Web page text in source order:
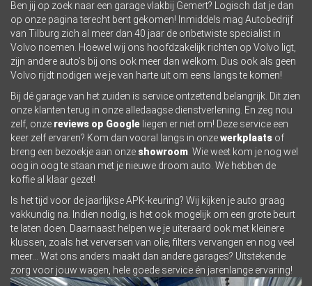
Ben jij op zoek naar een garage vlakbij Gemert? Logisch dat je dan
op onze pagina terecht bent gekomen! Inmiddels mag Autobedrijf
van Tilburg zich al meer dan 40 jaar de onbetwiste specialist in
Volvo noemen. Hoewel wij ons hoofdzakelijk richten op Volvo ligt,
zijn andere auto’s bij ons ook meer dan welkom. Dus ook als geen
Volvo rijdt nodigen we je van harte uit om eens langs te komen!
Bij dé garage van het zuiden is service ontzettend belangrijk. Dit zien
onze klanten terug in onze alledaagse dienstverlening. En zeg nou
zelf, onze reviews op Google liegen er niet om! Deze service een
keer zelf ervaren? Kom dan vooral langs in onzewerkplaats of
breng een bezoekje aan onze showroom . Wie weet kom je nog wel
oog in oog te staan met je nieuwe droom auto. We hebben de
koffie al klaar gezet!
Is het tijd voor de jaarlijkse APK-keuring? Wij kijken je auto graag
vakkundig na. Indien nodig, is het ook mogelijk om een grote beurt
te laten doen. Daarnaast helpen we je uiteraard ook met kleinere
klussen, zoals het verversen van olie, filters vervangen en nog veel
meer… Wat ons anders maakt dan andere garages? Uitstekende
zorg voor jouw wagen, hele goede service én jarenlange ervaring!